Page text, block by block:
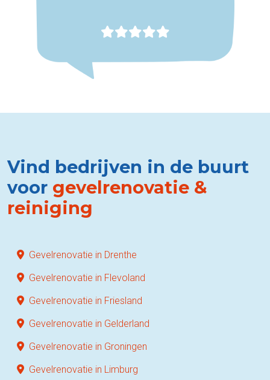
Vind bedrijven in de buurt
voor gevelrenovatie &
reiniging
Gevelrenovatie in Drenthe
Gevelrenovatie in Flevoland
Gevelrenovatie in Friesland
Gevelrenovatie in Gelderland
Gevelrenovatie in Groningen
Gevelrenovatie in Limburg